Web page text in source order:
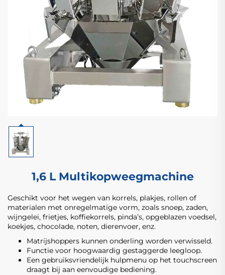
1,6 L Multikopweegmachine
Geschikt voor het wegen van korrels, plakjes, rollen of
materialen met onregelmatige vorm, zoals snoep, zaden,
wijngelei, frietjes, koffiekorrels, pinda’s, opgeblazen voedsel,
koekjes, chocolade, noten, dierenvoer, enz.
Matrijshoppers kunnen onderling worden verwisseld.
Functie voor hoogwaardig gestaggerde leegloop.
Een gebruiksvriendelijk hulpmenu op het touchscreen
draagt bij aan eenvoudige bediening.